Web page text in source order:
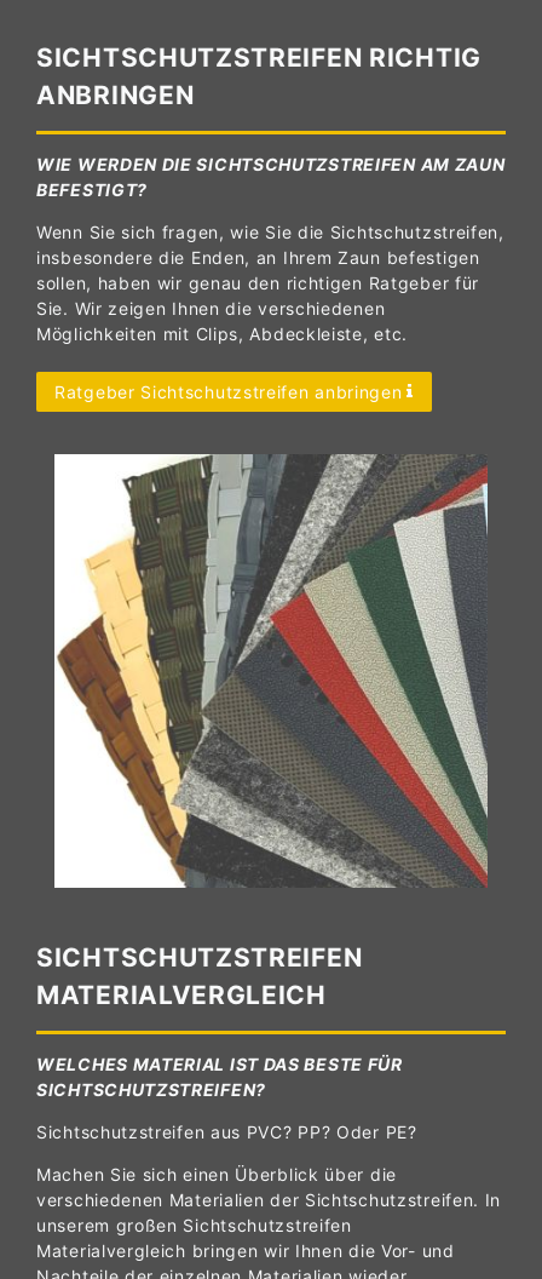
SICHTSCHUTZSTREIFEN RICHTIG
ANBRINGEN
WIE WERDEN DIE SICHTSCHUTZSTREIFEN AM ZAUN
BEFESTIGT?
Wenn Sie sich fragen, wie Sie die Sichtschutzstreifen,
insbesondere die Enden, an Ihrem Zaun befestigen
sollen, haben wir genau den richtigen Ratgeber für
Sie. Wir zeigen Ihnen die verschiedenen
Möglichkeiten mit Clips, Abdeckleiste, etc.
Ratgeber Sichtschutzstreifen anbringen
SICHTSCHUTZSTREIFEN
MATERIALVERGLEICH
WELCHES MATERIAL IST DAS BESTE FÜR
SICHTSCHUTZSTREIFEN?
Sichtschutzstreifen aus PVC? PP? Oder PE?
Machen Sie sich einen Überblick über die
verschiedenen Materialien der Sichtschutzstreifen. In
unserem großen Sichtschutzstreifen
Materialvergleich bringen wir Ihnen die Vor- und